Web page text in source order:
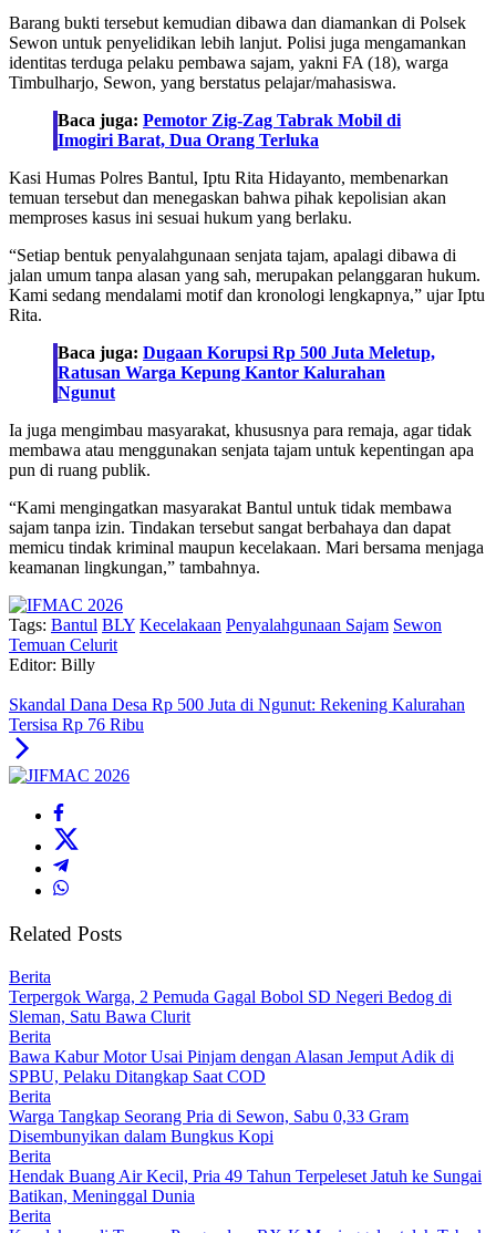
Barang bukti tersebut kemudian dibawa dan diamankan di Polsek
Sewon untuk penyelidikan lebih lanjut. Polisi juga mengamankan
identitas terduga pelaku pembawa sajam, yakni FA (18), warga
Timbulharjo, Sewon, yang berstatus pelajar/mahasiswa.
Baca juga: Pemotor Zig-Zag Tabrak Mobil di
Imogiri Barat, Dua Orang Terluka
Kasi Humas Polres Bantul, Iptu Rita Hidayanto, membenarkan
temuan tersebut dan menegaskan bahwa pihak kepolisian akan
memproses kasus ini sesuai hukum yang berlaku.
“Setiap bentuk penyalahgunaan senjata tajam, apalagi dibawa di
jalan umum tanpa alasan yang sah, merupakan pelanggaran hukum.
Kami sedang mendalami motif dan kronologi lengkapnya,” ujar Iptu
Rita.
Baca juga: Dugaan Korupsi Rp 500 Juta Meletup,
Ratusan Warga Kepung Kantor Kalurahan
Ngunut
Ia juga mengimbau masyarakat, khususnya para remaja, agar tidak
membawa atau menggunakan senjata tajam untuk kepentingan apa
pun di ruang publik.
“Kami mengingatkan masyarakat Bantul untuk tidak membawa
sajam tanpa izin. Tindakan tersebut sangat berbahaya dan dapat
memicu tindak kriminal maupun kecelakaan. Mari bersama menjaga
keamanan lingkungan,” tambahnya.
Tags: Bantul BLY Kecelakaan Penyalahgunaan Sajam Sewon
Temuan Celurit
Editor: Billy
Skandal Dana Desa Rp 500 Juta di Ngunut: Rekening Kalurahan
Tersisa Rp 76 Ribu
Related Posts
Berita
Terpergok Warga, 2 Pemuda Gagal Bobol SD Negeri Bedog di
Sleman, Satu Bawa Clurit
Berita
Bawa Kabur Motor Usai Pinjam dengan Alasan Jemput Adik di
SPBU, Pelaku Ditangkap Saat COD
Berita
Warga Tangkap Seorang Pria di Sewon, Sabu 0,33 Gram
Disembunyikan dalam Bungkus Kopi
Berita
Hendak Buang Air Kecil, Pria 49 Tahun Terpeleset Jatuh ke Sungai
Batikan, Meninggal Dunia
Berita